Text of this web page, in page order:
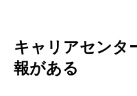
キャリアセンタ
報がある